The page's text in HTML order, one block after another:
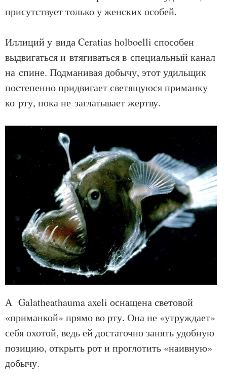
присутствует только у женских особей.
Иллиций у вида Ceratias holboelli способен
выдвигаться и втягиваться в специальный канал
на спине. Подманивая добычу, этот удильщик
постепенно придвигает светящуюся приманку
ко рту, пока не заглатывает жертву.
А Galatheathauma axeli оснащена световой
«приманкой» прямо во рту. Она не «утруждает»
себя охотой, ведь ей достаточно занять удобную
позицию, открыть рот и проглотить «наивную»
добычу.